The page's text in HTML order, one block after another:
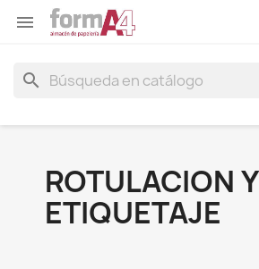

search
ROTULACION Y
ETIQUETAJE